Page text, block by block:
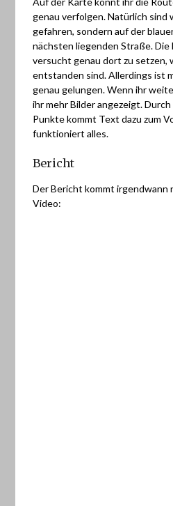
genau verfolgen. Natürlich sind
gefahren, sondern auf der
nächsten liegenden Straße. Die
versucht genau dort zu setzen,
entstanden sind. Allerdings ist
genau gelungen. Wenn ihr
ihr mehr Bilder angezeigt.
Punkte kommt Text dazu zum
funktioniert alles.
Bericht
Der Bericht kommt irgendwann
Video: